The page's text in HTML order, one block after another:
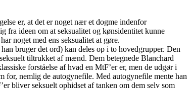
er, at det er noget nær et dogme indenfor
fra ideen om at seksualitet og kønsidentitet kunne
noget med ens seksualitet at gøre.
bruger det ord) kan deles op i to hovedgrupper. Den
tiltrukket af mænd. Dem betegnede Blanchard
forståelse af hvad en MtF’er er, men de udgør i
for, nemlig de autogynefile. Med autogynefile mente han
bliver seksuelt ophidset af tanken om dem selv som